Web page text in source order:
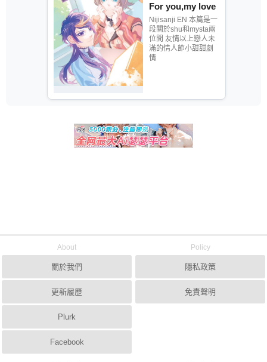
For you,my love
Nijisanji EN 本篇是一
段關於shu和mysta兩
位間 友情以上戀人未
滿的情人節小甜甜劇
情
About
關於我們
更新履歷
Plurk
Facebook
Policy
隱私政策
免責聲明